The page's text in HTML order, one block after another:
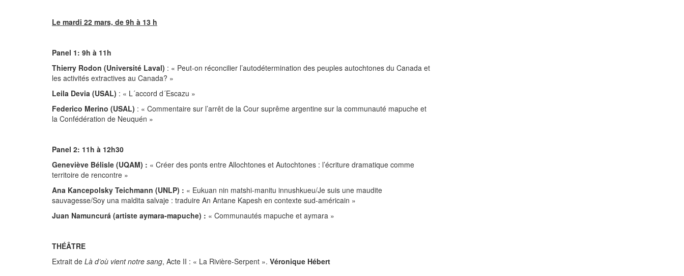
Le mardi 22 mars, de 9h à 13 h
Panel 1: 9h à 11h
Thierry Rodon (Université Laval) : « Peut-on réconcilier l’autodétermination des peuples autochtones du Canada et
les activités extractives au Canada? »
Leila Devia (USAL) : « L´accord d´Escazu »
Federico Merino (USAL) : « Commentaire sur l’arrêt de la Cour suprême argentine sur la communauté mapuche et
la Confédération de Neuquén »
Panel 2: 11h à 12h30
Geneviève Bélisle (UQAM) : « Créer des ponts entre Allochtones et Autochtones : l’écriture dramatique comme
territoire de rencontre »
Ana Kancepolsky Teichmann (UNLP) : « Eukuan nin matshi-manitu innushkueu/Je suis une maudite
sauvagesse/Soy una maldita salvaje : traduire An Antane Kapesh en contexte sud-américain »
Juan Namuncurá (artiste aymara-mapuche) : « Communautés mapuche et aymara »
THÉÂTRE
Extrait de Là d’où vient notre sang, Acte II : « La Rivière-Serpent ». Véronique Hébert